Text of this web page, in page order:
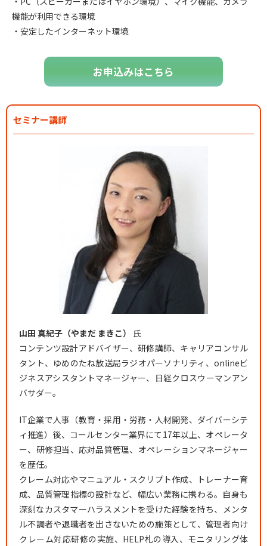
機能が利用できる環境
・安定したインターネット環境
お申込みはこちら
セミナー講師
山田 真紀子（やまだ まきこ）
氏
コンテンツ設計アドバイザー、研修講師、キャリアコンサル
タント、ゆめのたね放送局ラジオパーソナリティ、onlineビ
ジネスアシスタントマネージャー、日経クロスウーマンアン
バサダー。
IT企業で人事（教育・採用・労務・人材開発、ダイバーシテ
ィ推進）後、コールセンター業界にて17年以上、オペレータ
ー、研修担当、応対品質管理、オペレーションマネージャー
を歴任。
クレーム対応やマニュアル・スクリプト作成、トレーナー育
成、品質管理指標の設計など、幅広い業務に携わる。自身も
深刻なカスタマーハラスメントを受けた経験を持ち、メンタ
ル不調者や退職者を出さないための施策として、管理者向け
クレーム対応研修の実施、HELP札の導入、モニタリング体